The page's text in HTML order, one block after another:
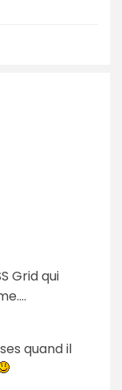
Grid qui
quand il